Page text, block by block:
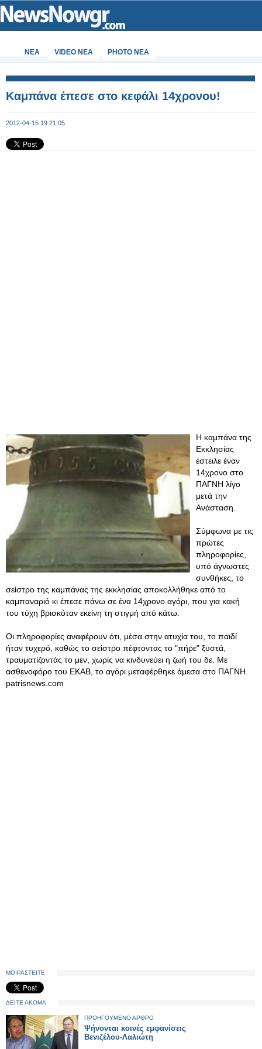
ΝΕΑ VIDEO NEA PHOTO NEA
Καμπάνα έπεσε στο κεφάλι 14χρονου!
2012-04-15 19:21:05
Η καμπάνα της
Εκκλησίας
έστειλε έναν
14χρονο στο
ΠΑΓΝΗ λίγο
μετά την
Ανάσταση.
Σύμφωνα με τις
πρώτες
πληροφορίες,
υπό άγνωστες
συνθήκες, το
σείστρο της καμπάνας της εκκλησίας αποκολλήθηκε από το
καμπαναριό κι έπεσε πάνω σε ένα 14χρονο αγόρι, που για κακή
του τύχη βρισκόταν εκείνη τη στιγμή από κάτω.
Οι πληροφορίες αναφέρουν ότι, μέσα στην ατυχία του, το παιδί
ήταν τυχερό, καθώς το σείστρο πέφτοντας το "πήρε" ξυστά,
τραυματίζοντάς το μεν, χωρίς να κινδυνεύει η ζωή του δε. Με
ασθενοφόρο του ΕΚΑΒ, το αγόρι μεταφέρθηκε άμεσα στο ΠΑΓΝΗ.
patrisnews.com
ΜΟΙΡΑΣΤΕΙΤΕ
ΔΕΙΤΕ ΑΚΟΜΑ
ΠΡΟΗΓΟΥΜΕΝΟ ΑΡΘΡΟ
Ψήνονται κοινές εμφανίσεις
Βενιζέλου-Λαλιώτη